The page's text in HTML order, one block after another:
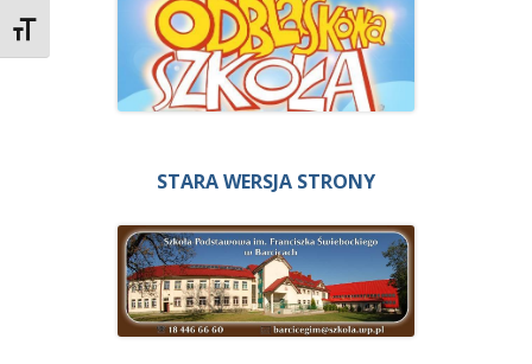
Zmień rozmiar czcionek
STARA WERSJA STRONY